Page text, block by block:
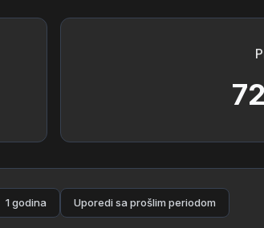
1 godina Uporedi sa prošlim periodom